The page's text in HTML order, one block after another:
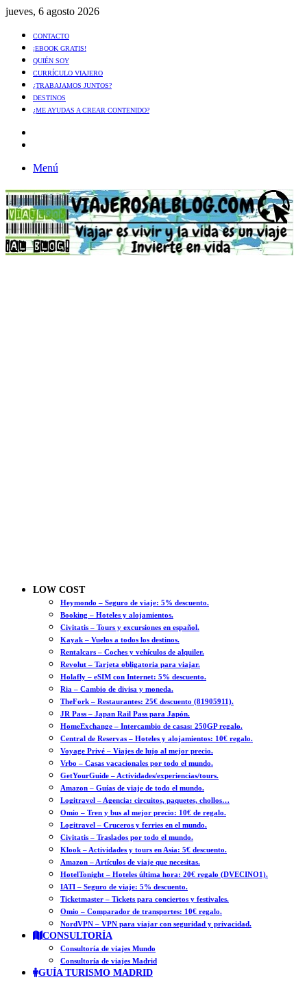
jueves, 6 agosto 2026
CONTACTO
¡EBOOK GRATIS!
QUIÉN SOY
CURRÍCULO VIAJERO
¿TRABAJAMOS JUNTOS?
DESTINOS
¿ME AYUDAS A CREAR CONTENIDO?
Menú
LOW COST
Heymondo – Seguro de viaje: 5% descuento.
Booking – Hoteles y alojamientos.
Civitatis – Tours y excursiones en español.
Kayak – Vuelos a todos los destinos.
Rentalcars – Coches y vehículos de alquiler.
Revolut – Tarjeta obligatoria para viajar.
Holafly – eSIM con Internet: 5% descuento.
Ria – Cambio de divisa y moneda.
TheFork – Restaurantes: 25€ descuento (81905911).
JR Pass – Japan Rail Pass para Japón.
HomeExchange – Intercambio de casas: 250GP regalo.
Central de Reservas – Hoteles y alojamientos: 10€ regalo.
Voyage Privé – Viajes de lujo al mejor precio.
Vrbo – Casas vacacionales por todo el mundo.
GetYourGuide – Actividades/experiencias/tours.
Amazon – Guías de viaje de todo el mundo.
Logitravel – Agencia: circuitos, paquetes, chollos…
Omio – Tren y bus al mejor precio: 10€ de regalo.
Logitravel – Cruceros y ferries en el mundo.
Civitatis – Traslados por todo el mundo.
Klook – Actividades y tours en Asia: 5€ descuento.
Amazon – Artículos de viaje que necesitas.
HotelTonight – Hoteles última hora: 20€ regalo (DVECINO1).
IATI – Seguro de viaje: 5% descuento.
Ticketmaster – Tickets para conciertos y festivales.
Omio – Comparador de transportes: 10€ regalo.
NordVPN – VPN para viajar con seguridad y privacidad.
CONSULTORÍA
Consultoría de viajes Mundo
Consultoría de viajes Madrid
GUÍA TURISMO MADRID